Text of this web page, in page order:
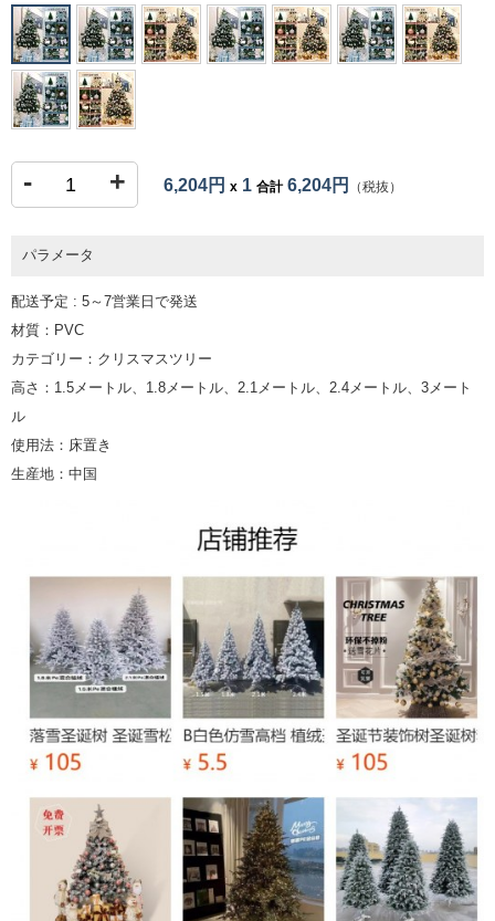
- + 6,204円 x 1 合計6,204円 （税抜）
パラメータ
配送予定 : 5～7営業日で発送
材質：PVC
カテゴリー：クリスマスツリー
高さ：1.5メートル、1.8メートル、2.1メートル、2.4メートル、3メート
ル
使用法：床置き
生産地：中国